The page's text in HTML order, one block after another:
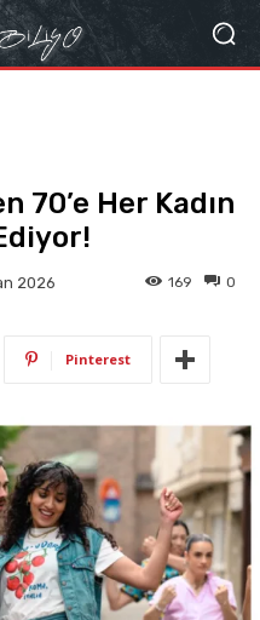
70’e Her Kadın
2026 0
169
Pinterest